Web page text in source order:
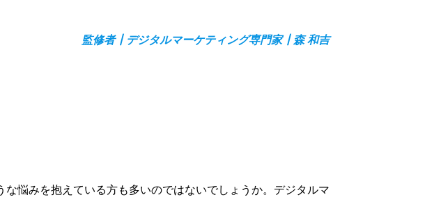
監修者┃デジタルマーケティング専門家┃森 和吉
悩みを抱えている方も多いのではないでしょうか。デジタルマ